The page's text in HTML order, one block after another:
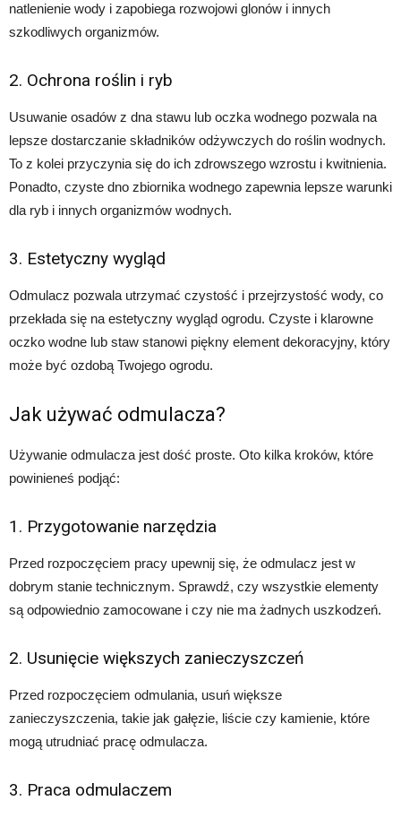
natlenienie wody i zapobiega rozwojowi glonów i innych
szkodliwych organizmów.
2. Ochrona roślin i ryb
Usuwanie osadów z dna stawu lub oczka wodnego pozwala na
lepsze dostarczanie składników odżywczych do roślin wodnych.
To z kolei przyczynia się do ich zdrowszego wzrostu i kwitnienia.
Ponadto, czyste dno zbiornika wodnego zapewnia lepsze warunki
dla ryb i innych organizmów wodnych.
3. Estetyczny wygląd
Odmulacz pozwala utrzymać czystość i przejrzystość wody, co
przekłada się na estetyczny wygląd ogrodu. Czyste i klarowne
oczko wodne lub staw stanowi piękny element dekoracyjny, który
może być ozdobą Twojego ogrodu.
Jak używać odmulacza?
Używanie odmulacza jest dość proste. Oto kilka kroków, które
powinieneś podjąć:
1. Przygotowanie narzędzia
Przed rozpoczęciem pracy upewnij się, że odmulacz jest w
dobrym stanie technicznym. Sprawdź, czy wszystkie elementy
są odpowiednio zamocowane i czy nie ma żadnych uszkodzeń.
2. Usunięcie większych zanieczyszczeń
Przed rozpoczęciem odmulania, usuń większe
zanieczyszczenia, takie jak gałęzie, liście czy kamienie, które
mogą utrudniać pracę odmulacza.
3. Praca odmulaczem